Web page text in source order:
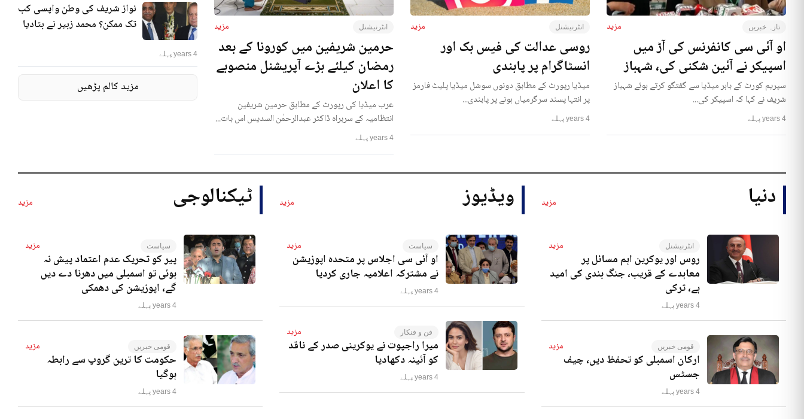
تازہ خبریں مزید
او آئی سی کانفرنس کی آڑ میں
اسپیکر نے آئین شکنی کی، شہباز
سپریم کورٹ کے باہر میڈیا سے گفتگو کرتے ہوئے شہباز
شریف نے کہا کہ اسپیکر کی...
4 years پہلے
انٹرنیشنل مزید
روسی عدالت کی فیس بک اور
انسٹاگرام پر پابندی
میڈیا رپورٹ کے مطابق دونوں سوشل میڈیا پلیٹ فارمز
پر انتہا پسند سرگرمیاں ہونے پر پابندی...
4 years پہلے
انٹرنیشنل مزید
حرمین شریفین میں کورونا کے بعد
رمضان کیلئے بڑے آپریشنل منصوبے
کا اعلان
عرب میڈیا کی رپورٹ کے مطابق حرمین شریفین
انتظامیہ کے سربراہ ڈاکٹر عبدالرحمٰن السدیس اس بات...
4 years پہلے
نواز شریف کی وطن واپسی کب
تک ممکن؟ محمد زبیر نے بتادیا
4 years پہلے
مزید کالم پڑھیں
دنیا مزید
انٹرنیشنل مزید
روس اور یوکرین اہم مسائل پر
معاہدے کے قریب، جنگ بندی کی امید
ہے، ترکی
4 years پہلے
قومی خبریں مزید
ارکان اسمبلی کو تحفظ دیں، چیف
جسٹس
4 years پہلے
ویڈیوز مزید
سیاست مزید
او آئی سی اجلاس پر متحدہ اپوزیشن
نے مشترکہ اعلامیہ جاری کردیا
4 years پہلے
فن و فنکار مزید
میرا راجپوت نے یوکرینی صدر کے ناقد
کو آئینہ دکھادیا
4 years پہلے
ٹیکنالوجی مزید
سیاست مزید
پیر کو تحریک عدم اعتماد پیش نہ
ہوئی تو اسمبلی میں دھرنا دے دیں
گے، اپوزیشن کی دھمکی
4 years پہلے
قومی خبریں مزید
حکومت کا ترین گروپ سے رابطہ
ہوگیا
4 years پہلے